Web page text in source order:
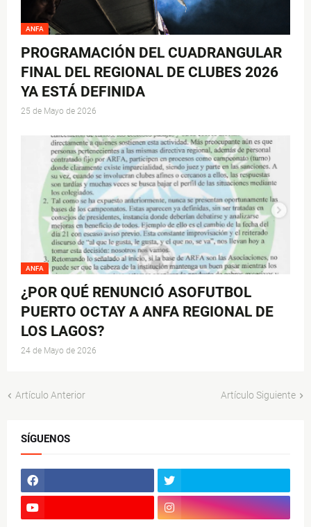
ANFA
PROGRAMACIÓN DEL CUADRANGULAR
FINAL DEL REGIONAL DE CLUBES 2026
YA ESTÁ DEFINIDA
25 de Mayo de 2026
ANFA
¿POR QUÉ RENUNCIÓ ASOFUTBOL
PUERTO OCTAY A ANFA REGIONAL DE
LOS LAGOS?
24 de Mayo de 2026
Artículo Anterior Artículo Siguiente
SÍGUENOS